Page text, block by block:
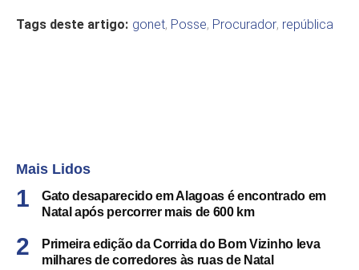
Tags deste artigo: gonet, Posse, Procurador, república
Mais Lidos
Gato desaparecido em Alagoas é encontrado em
Natal após percorrer mais de 600 km
Primeira edição da Corrida do Bom Vizinho leva
milhares de corredores às ruas de Natal